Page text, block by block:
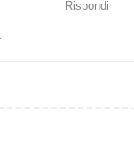
Rispondi